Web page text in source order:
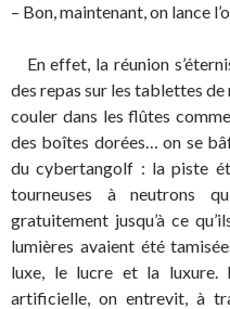
– Bon, maintenant, on lance
En effet, la réunion
des repas sur les tablettes
couler dans les flûtes
des boîtes dorées… on se
du cybertangolf : la piste
tourneuses à neutrons
gratuitement jusqu’à ce
lumières avaient été
luxe, le lucre et la luxure.
artificielle, on entrevit, à